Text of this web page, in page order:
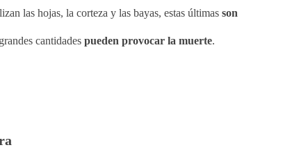
las hojas, la corteza y las bayas, estas últimas son
cantidades pueden provocar la muerte.